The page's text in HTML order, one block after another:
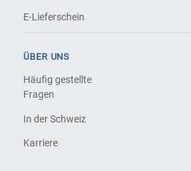
E-Lieferschein
ÜBER UNS
Häufig gestellte
Fragen
In der Schweiz
Karriere